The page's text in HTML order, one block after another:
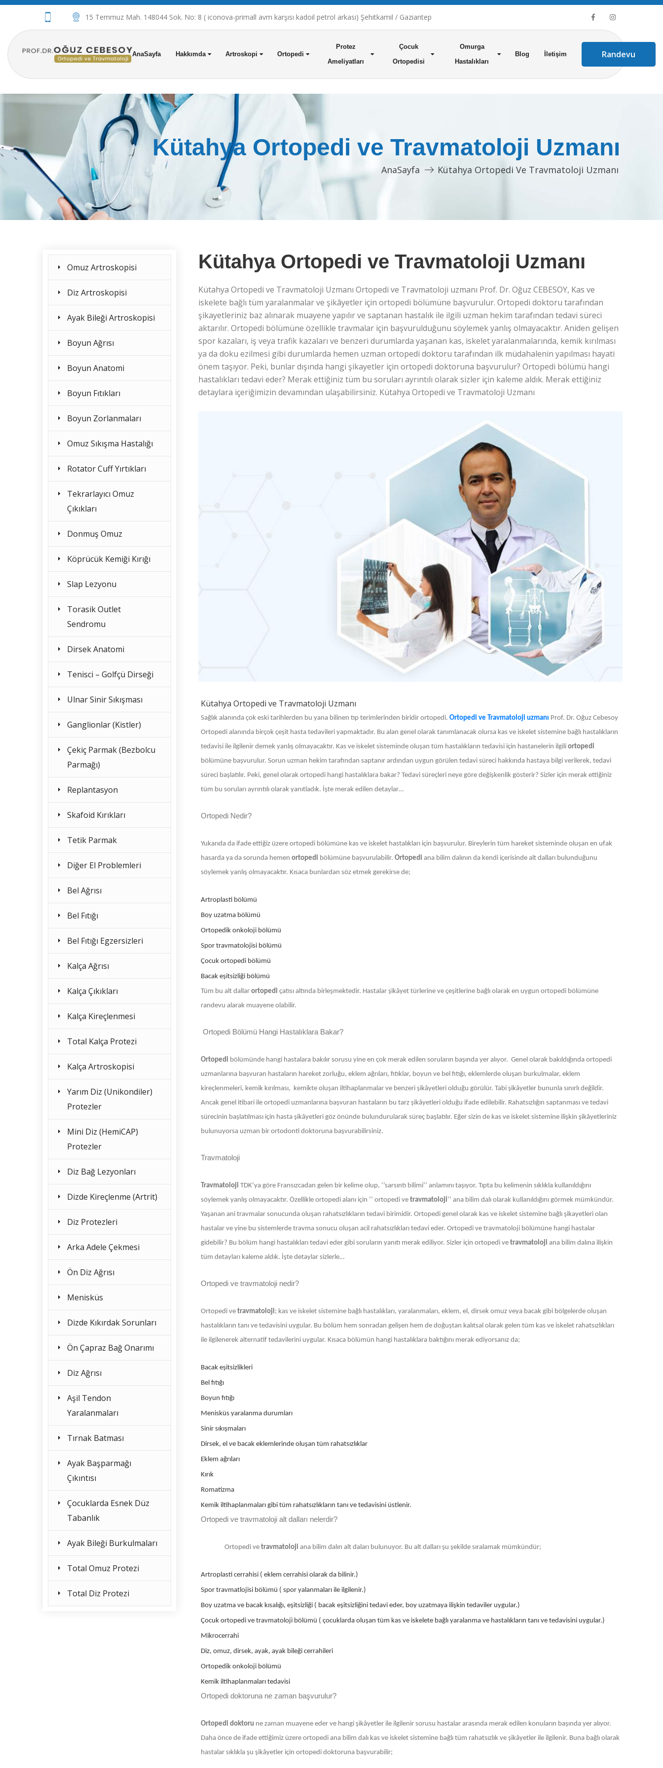
15 Temmuz Mah. 148044 Sok. No: 8 ( iconova-primall avm karşısı kadoil petrol arkası) Şehitkamil / Gaziantep
AnaSayfa Hakkımda Artroskopi Ortopedi
Protez
Ameliyatları
Çocuk
Ortopedisi
Omurga
Hastalıkları
Blog İletişim Randevu
Kütahya Ortopedi ve Travmatoloji Uzmanı
AnaSayfa Kütahya Ortopedi Ve Travmatoloji Uzmanı
Kütahya Ortopedi ve Travmatoloji Uzmanı
Kütahya Ortopedi ve Travmatoloji Uzmanı Ortopedi ve Travmatoloji uzmanı Prof. Dr. Oğuz CEBESOY, Kas ve
iskelete bağlı tüm yaralanmalar ve şikâyetler için ortopedi bölümüne başvurulur. Ortopedi doktoru tarafından
şikayetleriniz baz alınarak muayene yapılır ve saptanan hastalık ile ilgili uzman hekim tarafından tedavi süreci
aktarılır. Ortopedi bölümüne özellikle travmalar için başvurulduğunu söylemek yanlış olmayacaktır. Aniden gelişen
spor kazaları, iş veya trafik kazaları ve benzeri durumlarda yaşanan kas, iskelet yaralanmalarında, kemik kırılması
ya da doku ezilmesi gibi durumlarda hemen uzman ortopedi doktoru tarafından ilk müdahalenin yapılması hayati
önem taşıyor. Peki, bunlar dışında hangi şikayetler için ortopedi doktoruna başvurulur? Ortopedi bölümü hangi
hastalıkları tedavi eder? Merak ettiğiniz tüm bu soruları ayrıntılı olarak sizler için kaleme aldık. Merak ettiğiniz
detaylara içeriğimizin devamından ulaşabilirsiniz. Kütahya Ortopedi ve Travmatoloji Uzmanı
Kütahya Ortopedi ve Travmatoloji Uzmanı
Sağlık alanında çok eski tarihlerden bu yana bilinen tıp terimlerinden biridir ortopedi. Ortopedi ve Travmatoloji uzmanı Prof. Dr. Oğuz Cebesoy
Ortopedi alanında birçok çeşit hasta tedavileri yapmaktadır. Bu alan genel olarak tanımlanacak olursa kas ve iskelet sistemine bağlı hastalıkların
tedavisi ile ilgilenir demek yanlış olmayacaktır. Kas ve iskelet sisteminde oluşan tüm hastalıkların tedavisi için hastanelerin ilgili ortopedi
bölümüne başvurulur. Sorun uzman hekim tarafından saptanır ardından uygun görülen tedavi süreci hakkında hastaya bilgi verilerek, tedavi
süreci başlatılır. Peki, genel olarak ortopedi hangi hastalıklara bakar? Tedavi süreçleri neye göre değişkenlik gösterir? Sizler için merak ettiğiniz
tüm bu soruları ayrıntılı olarak yanıtladık. İşte merak edilen detaylar…
Ortopedi Nedir?
Yukarıda da ifade ettiğiz üzere ortopedi bölümüne kas ve iskelet hastalıkları için başvurulur. Bireylerin tüm hareket sisteminde oluşan en ufak
hasarda ya da sorunda hemen ortopedi bölümüne başvurulabilir. Ortopedi ana bilim dalının da kendi içerisinde alt dalları bulunduğunu
söylemek yanlış olmayacaktır. Kısaca bunlardan söz etmek gerekirse de;
Artroplasti bölümü
Boy uzatma bölümü
Ortopedik onkoloji bölümü
Spor travmatolojisi bölümü
Çocuk ortopedi bölümü
Bacak eşitsizliği bölümü
Tüm bu alt dallar ortopedi çatısı altında birleşmektedir. Hastalar şikâyet türlerine ve çeşitlerine bağlı olarak en uygun ortopedi bölümüne
randevu alarak muayene olabilir.
Ortopedi Bölümü Hangi Hastalıklara Bakar?
Ortopedi bölümünde hangi hastalara bakılır sorusu yine en çok merak edilen soruların başında yer alıyor. Genel olarak bakıldığında ortopedi
uzmanlarına başvuran hastaların hareket zorluğu, eklem ağrıları, fıtıklar, boyun ve bel fıtığı, eklemlerde oluşan burkulmalar, eklem
kireçlenmeleri, kemik kırılması, kemikte oluşan iltihaplanmalar ve benzeri şikâyetleri olduğu görülür. Tabi şikâyetler bununla sınırlı değildir.
Ancak genel itibari ile ortopedi uzmanlarına başvuran hastaların bu tarz şikâyetleri olduğu ifade edilebilir. Rahatsızlığın saptanması ve tedavi
sürecinin başlatılması için hasta şikâyetleri göz önünde bulundurularak süreç başlatılır. Eğer sizin de kas ve iskelet sistemine ilişkin şikâyetleriniz
bulunuyorsa uzman bir ortodonti doktoruna başvurabilirsiniz.
Travmatoloji
Travmatoloji TDK’ya göre Fransızcadan gelen bir kelime olup, ‘’sarsıntı bilimi’’ anlamını taşıyor. Tıpta bu kelimenin sıklıkla kullanıldığını
söylemek yanlış olmayacaktır. Özellikle ortopedi alanı için ‘’ ortopedi ve travmatoloji’’ ana bilim dalı olarak kullanıldığını görmek mümkündür.
Yaşanan ani travmalar sonucunda oluşan rahatsızlıkların tedavi birimidir. Ortopedi genel olarak kas ve iskelet sistemine bağlı şikayetleri olan
hastalar ve yine bu sistemlerde travma sonucu oluşan acil rahatsızlıkları tedavi eder. Ortopedi ve travmatoloji bölümüne hangi hastalar
gidebilir? Bu bölüm hangi hastalıkları tedavi eder gibi soruların yanıtı merak ediliyor. Sizler için ortopedi ve travmatoloji ana bilim dalına ilişkin
tüm detayları kaleme aldık. İşte detaylar sizlerle…
Ortopedi ve travmatoloji nedir?
Ortopedi ve travmatoloji; kas ve iskelet sistemine bağlı hastalıkları, yaralanmaları, eklem, el, dirsek omuz veya bacak gibi bölgelerde oluşan
hastalıkların tanı ve tedavisini uygular. Bu bölüm hem sonradan gelişen hem de doğuştan kalıtsal olarak gelen tüm kas ve iskelet rahatsızlıkları
ile ilgilenerek alternatif tedavilerini uygular. Kısaca bölümün hangi hastalıklara baktığını merak ediyorsanız da;
Bacak eşitsizlikleri
Bel fıtığı
Boyun fıtığı
Menisküs yaralanma durumları
Sinir sıkışmaları
Dirsek, el ve bacak eklemlerinde oluşan tüm rahatsızlıklar
Eklem ağrıları
Kırık
Romatizma
Kemik iltihaplanmaları gibi tüm rahatsızlıkların tanı ve tedavisini üstlenir.
Ortopedi ve travmatoloji alt dalları nelerdir?
Ortopedi ve travmatoloji ana bilim dalın alt daları bulunuyor. Bu alt dalları şu şekilde sıralamak mümkündür;
Artroplasti cerrahisi ( eklem cerrahisi olarak da bilinir.)
Spor travmatlojisi bölümü ( spor yalanmaları ile ilgilenir.)
Boy uzatma ve bacak kısalığı, eşitsizliği ( bacak eşitsizliğini tedavi eder, boy uzatmaya ilişkin tedaviler uygular.)
Çocuk ortopedi ve travmatoloji bölümü ( çocuklarda oluşan tüm kas ve iskelete bağlı yaralanma ve hastalıkların tanı ve tedavisini uygular.)
Mikrocerrahi
Diz, omuz, dirsek, ayak, ayak bileği cerrahileri
Ortopedik onkoloji bölümü
Kemik iltihaplanmaları tedavisi
Ortopedi doktoruna ne zaman başvurulur?
Ortopedi doktoru ne zaman muayene eder ve hangi şikâyetler ile ilgilenir sorusu hastalar arasında merak edilen konuların başında yer alıyor.
Daha önce de ifade ettiğimiz üzere ortopedi ana bilim dalı kas ve iskelet sistemine bağlı tüm rahatsızlık ve şikâyetler ile ilgilenir. Buna bağlı olarak
hastalar sıklıkla şu şikâyetler için ortopedi doktoruna başvurabilir;
Omuz Artroskopisi
Diz Artroskopisi
Ayak Bileği Artroskopisi
Boyun Ağrısı
Boyun Anatomi
Boyun Fıtıkları
Boyun Zorlanmaları
Omuz Sıkışma Hastalığı
Rotator Cuff Yırtıkları
Tekrarlayıcı Omuz
Çıkıkları
Donmuş Omuz
Köprücük Kemiği Kırığı
Slap Lezyonu
Torasik Outlet
Sendromu
Dirsek Anatomi
Tenisci – Golfçü Dirseği
Ulnar Sinir Sıkışması
Ganglionlar (Kistler)
Çekiç Parmak (Bezbolcu
Parmağı)
Replantasyon
Skafoid Kırıkları
Tetik Parmak
Diğer El Problemleri
Bel Ağrısı
Bel Fıtığı
Bel Fıtığı Egzersizleri
Kalça Ağrısı
Kalça Çıkıkları
Kalça Kireçlenmesi
Total Kalça Protezi
Kalça Artroskopisi
Yarım Diz (Unikondiler)
Protezler
Mini Diz (HemiCAP)
Protezler
Diz Bağ Lezyonları
Dizde Kireçlenme (Artrit)
Diz Protezleri
Arka Adele Çekmesi
Ön Diz Ağrısı
Menisküs
Dizde Kıkırdak Sorunları
Ön Çapraz Bağ Onarımı
Diz Ağrısı
Aşil Tendon
Yaralanmaları
Tırnak Batması
Ayak Başparmağı
Çıkıntısı
Çocuklarda Esnek Düz
Tabanlık
Ayak Bileği Burkulmaları
Total Omuz Protezi
Total Diz Protezi